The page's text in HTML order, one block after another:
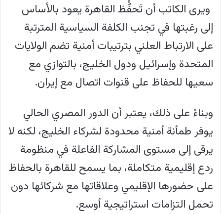
ويرى الكاتب أن تَحفُّظ القاهرة يعود بالأساس
إلى رغبتها في تجنب الكلفة السياسية المترتبة
على الارتباط العلني بترتيبات أمنية تضم الولايات
المتحدة وإسرائيل ودول الخليج، بالتوازي مع
سعيها للحفاظ على قنوات اتصال مع إيران.
وبناءً على ذلك، يعتبر أن الدور المصري الحالي
يوفر طمأنة أمنية محدودة لشركاء الخليج، لكنه لا
يرقى إلى مستوى المشاركة الفاعلة في منظومة
ردع إقليمية متكاملة، بما يسمح للقاهرة بالحفاظ
على حضورها الإقليمي وعلاقاتها مع شركائها دون
تحمل التزامات استراتيجية أوسع.